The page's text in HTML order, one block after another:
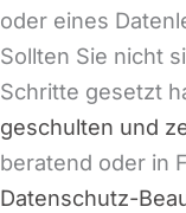
oder eines
Sollten Sie nicht
Schritte gesetzt
geschulten und
beratend oder in
Datenschutz-